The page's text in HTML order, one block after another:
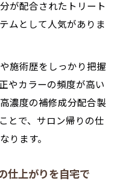
が配合されたトリート
ムとして人気がありま
施術歴をしっかり把握
やカラーの頻度が高い
濃度の補修成分配合製
とで、サロン帰りの仕
ります。
仕上がりを自宅で